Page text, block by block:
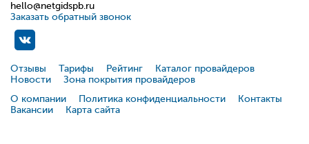
hello@netgidspb.ru
Заказать обратный звонок
Отзывы Тарифы Рейтинг
Каталог провайдеров
Новости
Зона покрытия провайдеров
О компании
Политика конфиденциальности
Контакты
Вакансии
Карта сайта